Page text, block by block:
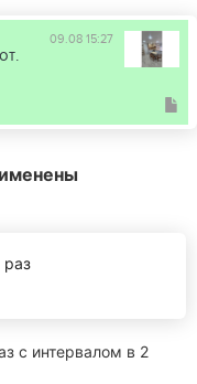
09.08 15:27
раз
с интервалом в 2